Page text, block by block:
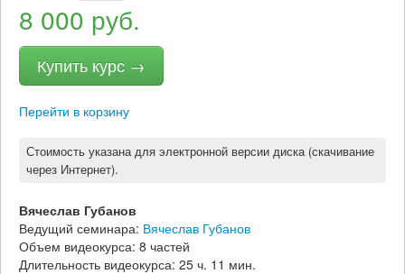
8 000 руб.
Купить курс →
Перейти в корзину
Стоимость указана для электронной версии диска (скачивание
через Интернет).
Вячеслав Губанов
Ведущий семинара: Вячеслав Губанов
Объем видеокурса: 8 частей
Длительность видеокурса: 25 ч. 11 мин.